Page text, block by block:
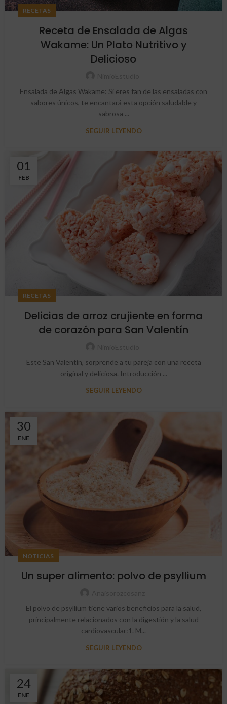
RECETAS
Receta de Ensalada de Algas
Wakame: Un Plato Nutritivo y
Delicioso
Ensalada de Algas Wakame: Si eres fan de las ensaladas con
sabores únicos, te encantará esta opción saludable y
sabrosa ...
SEGUIR LEYENDO
01
FEB
RECETAS
Delicias de arroz crujiente en forma
de corazón para San Valentín
Este San Valentín, sorprende a tu pareja con una receta
original y deliciosa. Introducción ...
SEGUIR LEYENDO
30
ENE
NOTICIAS
Un super alimento: polvo de psyllium
El polvo de psyllium tiene varios beneficios para la salud,
principalmente relacionados con la digestión y la salud
cardiovascular:1. M...
SEGUIR LEYENDO
24
ENE